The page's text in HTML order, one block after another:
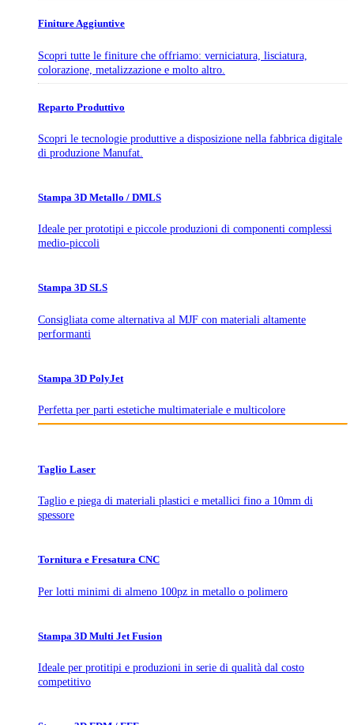
Finiture Aggiuntive
Scopri tutte le finiture che offriamo: verniciatura, lisciatura,
colorazione, metalizzazione e molto altro.
Reparto Produttivo
Scopri le tecnologie produttive a disposizione nella fabbrica digitale
di produzione Manufat.
Stampa 3D Metallo / DMLS
Ideale per prototipi e piccole produzioni di componenti complessi
medio-piccoli
Stampa 3D SLS
Consigliata come alternativa al MJF con materiali altamente
performanti
Stampa 3D PolyJet
Perfetta per parti estetiche multimateriale e multicolore
Taglio Laser
Taglio e piega di materiali plastici e metallici fino a 10mm di
spessore
Tornitura e Fresatura CNC
Per lotti minimi di almeno 100pz in metallo o polimero
Stampa 3D Multi Jet Fusion
Ideale per protitipi e produzioni in serie di qualità dal costo
competitivo